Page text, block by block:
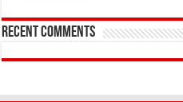
Recent Comments